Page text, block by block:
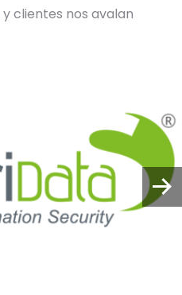
clientes nos avalan